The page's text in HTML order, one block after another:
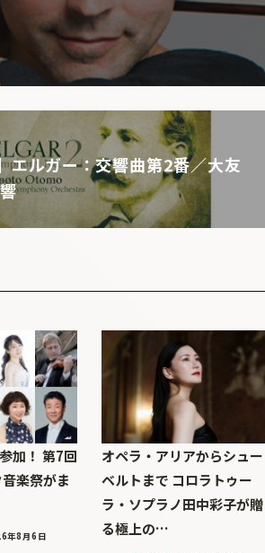
エルガー：交響曲第2番／大友
加！ 第7回
楽祭がま
年8月6日
オペラ・アリアからシュー
ベルトまで コロラトゥー
ラ・ソプラノ田中彩子が贈
る極上の…